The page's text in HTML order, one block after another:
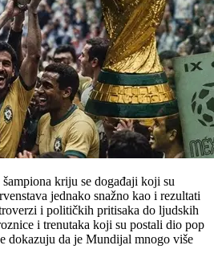
kriju se događaji koji su
jednako snažno kao i rezultati
i političkih pritisaka do ljudskih
i trenutaka koji su postali dio pop
dokazuju da je Mundijal mnogo više